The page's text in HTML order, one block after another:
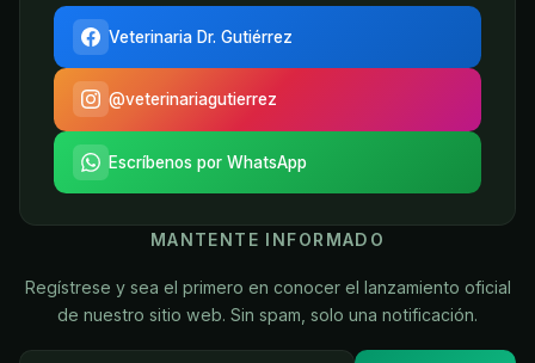
Veterinaria Dr. Gutiérrez
@veterinariagutierrez
Escríbenos por WhatsApp
MANTENTE INFORMADO
Regístrese y sea el primero en conocer el lanzamiento oficial
de nuestro sitio web. Sin spam, solo una notificación.